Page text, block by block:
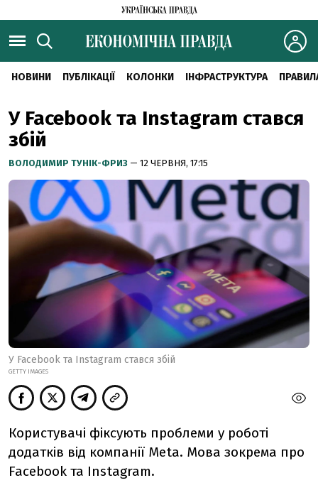
НОВИНИ ПУБЛІКАЦІЇ КОЛОНКИ ІНФРАСТРУКТУРА
У Facebook та Instagram стався
збій
ВОЛОДИМИР ТУНІК-ФРИЗ — 12 ЧЕРВНЯ, 17:15
У Facebook та Instagram стався збій
GETTY IMAGES
Користувачі фіксують проблеми у роботі
додатків від компанії Meta. Мова зокрема про
Facebook та Instagram.